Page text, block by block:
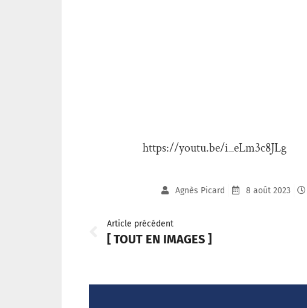
https://youtu.be/i_eLm3c8JLg
Agnès Picard 8 août 2023
Article précédent
[ TOUT EN IMAGES ]